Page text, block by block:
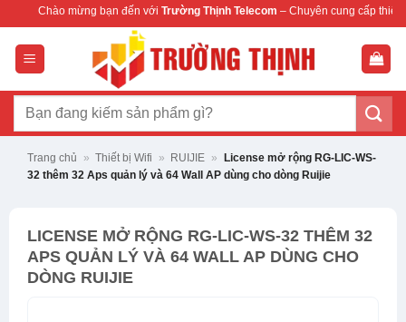
dung
bạn đến vớiTrường Thịnh Telecom– Chuyên cung cấp thiết bị mạng &
Tìm
Trang chủ » Thiết bị Wifi » RUIJIE »
License mở rộng RG-LIC-WS-
32 thêm 32 Aps quản lý và 64 Wall AP dùng cho dòng Ruijie
LICENSE MỞ RỘNG RG-LIC-WS-32 THÊM 32
APS QUẢN LÝ VÀ 64 WALL AP DÙNG CHO
DÒNG RUIJIE